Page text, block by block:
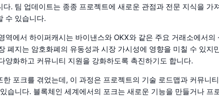
다. 팀 업데이트는 종종 프로젝트에 새로운 관점과 전문 지식을 가
수 있습니다.
역에서 하이퍼캐시는 바이낸스와 OKX와 같은 주요 거래소에서의
폐지는 암호화폐의 유동성과 시장 가시성에 영향을 미칠 수 있지
양화하고 커뮤니티 지원을 강화하도록 촉진하기도 합니다.
한 포크를 겪었는데, 이 과정은 프로젝트의 기술 로드맵과 커뮤니
습니다. 블록체인 세계에서의 포크는 새로운 기능을 만들거나 프